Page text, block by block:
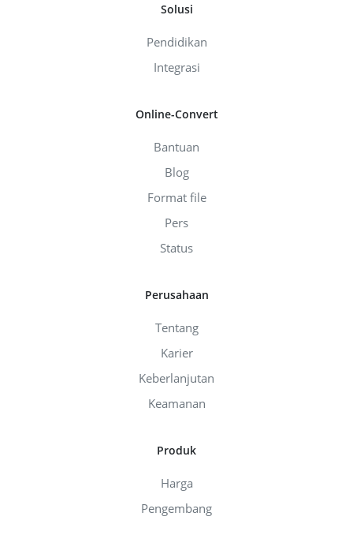
Solusi
Pendidikan
Integrasi
Online-Convert
Bantuan
Blog
Format file
Pers
Status
Perusahaan
Tentang
Karier
Keberlanjutan
Keamanan
Produk
Harga
Pengembang